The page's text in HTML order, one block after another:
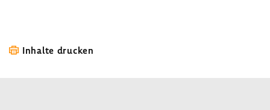
Inhalte drucken